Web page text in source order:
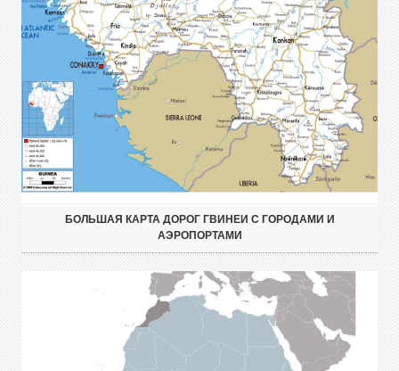
БОЛЬШАЯ КАРТА ДОРОГ ГВИНЕИ С ГОРОДАМИ И
АЭРОПОРТАМИ